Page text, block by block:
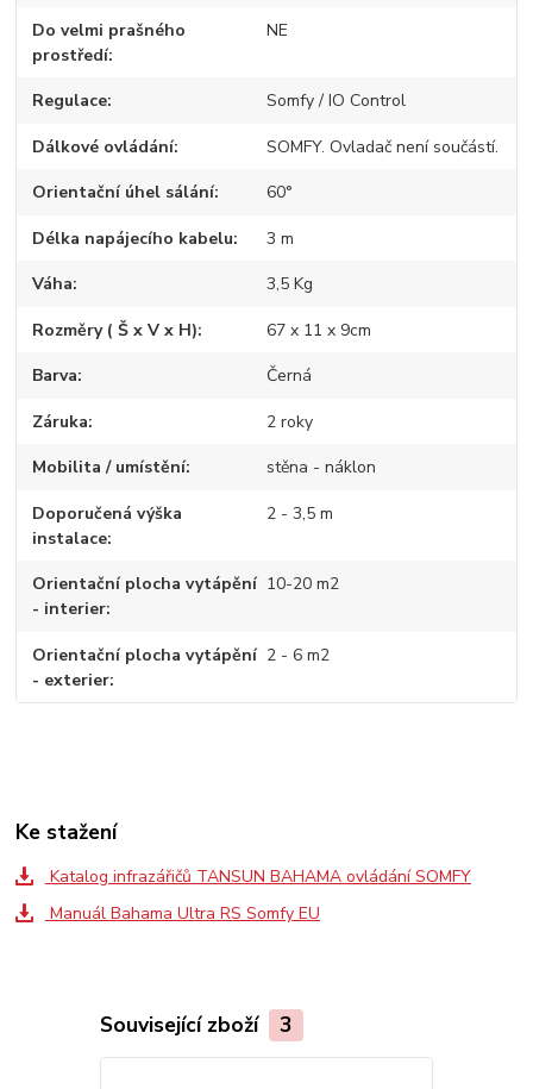
Do velmi prašného
prostředí
NE
Regulace Somfy / IO Control
Dálkové ovládání SOMFY. Ovladač není součástí.
Orientační úhel sálání 60°
Délka napájecího kabelu 3 m
Váha 3,5 Kg
Rozměry ( Š x V x H) 67 x 11 x 9cm
Barva Černá
Záruka 2 roky
Mobilita / umístění stěna - náklon
Doporučená výška
instalace
2 - 3,5 m
Orientační plocha vytápění
- interier
10-20 m2
Orientační plocha vytápění
- exterier
2 - 6 m2
Ke stažení
Katalog infrazářičů TANSUN BAHAMA ovládání SOMFY
Manuál Bahama Ultra RS Somfy EU
Související zboží 3